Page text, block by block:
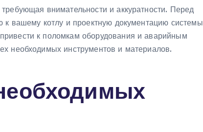
внимательности и аккуратности. Перед
к вашему котлу и проектную документацию системы
к поломкам оборудования и аварийным
необходимых инструментов и материалов.